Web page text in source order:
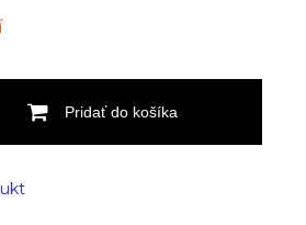
Pridať do košíka